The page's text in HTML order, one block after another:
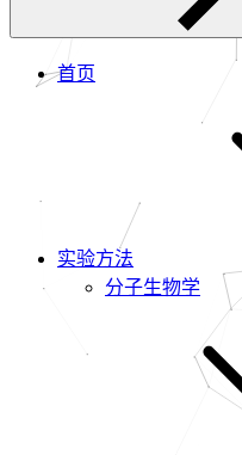
首页
实验方法
分子生物学